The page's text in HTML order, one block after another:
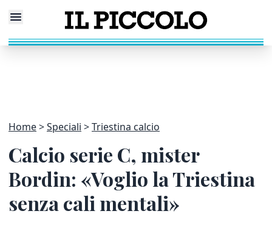
Home Speciali Triestina calcio
Calcio serie C, mister
Bordin: «Voglio la Triestina
senza cali mentali»